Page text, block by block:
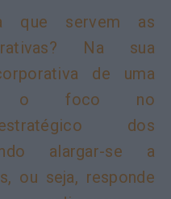
servem as
Na sua
de uma
o foco no
dos
alargar-se a
ou seja, responde